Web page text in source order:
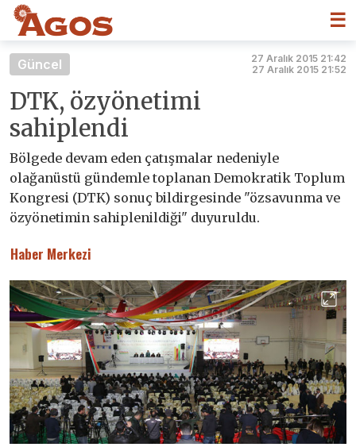
☰
Güncel
27 Aralık 2015 21:42
27 Aralık 2015 21:52
DTK, özyönetimi
sahiplendi
Bölgede devam eden çatışmalar nedeniyle
olağanüstü gündemle toplanan Demokratik Toplum
Kongresi (DTK) sonuç bildirgesinde "özsavunma ve
özyönetimin sahiplenildiği" duyuruldu.
Haber Merkezi